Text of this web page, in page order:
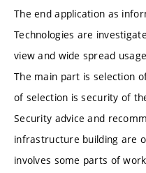
The end application as
Technologies are
view and wide spread
The main part is selection
of selection is security of
Security advice and
infrastructure building are
involves some parts of